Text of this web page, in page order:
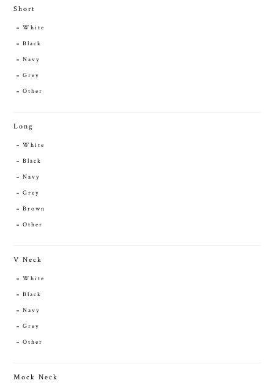
Short
White
Black
Navy
Grey
Other
Long
White
Black
Navy
Grey
Brown
Other
V Neck
White
Black
Navy
Grey
Other
Mock Neck